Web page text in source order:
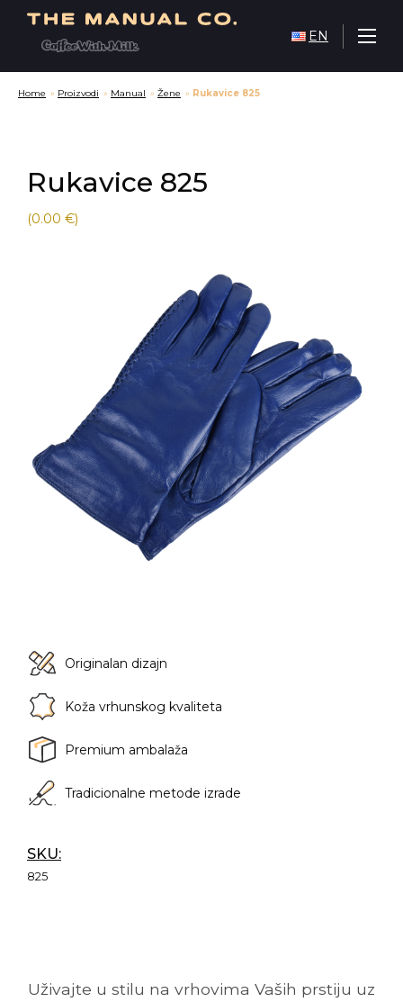
EN
Home » Proizvodi » Manual » Žene » Rukavice 825
Rukavice 825
(0.00 €)
Originalan dizajn
Koža vrhunskog kvaliteta
Premium ambalaža
Tradicionalne metode izrade
SKU:
825
Uživajte u stilu na vrhovima Vaših prstiju uz